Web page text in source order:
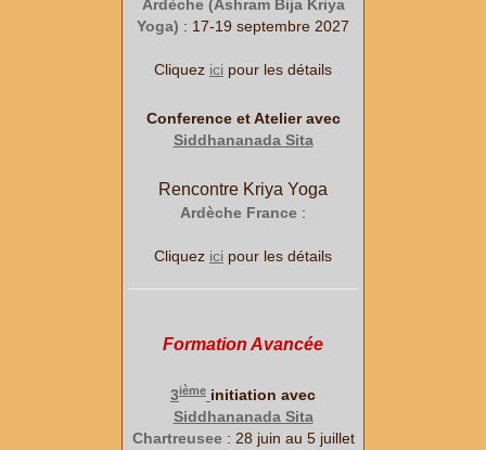
Ardèche (Ashram Bija Kriya
Yoga) : 17-19 septembre 2027
Cliquez ici pour les détails
Conference et Atelier avec
Siddhananada Sita
Rencontre Kriya Yoga
Ardèche France :
Cliquez ici pour les détails
Formation Avancée
3ième initiation avec
Siddhananada Sita
Chartreusee: 28 juin au 5 juillet